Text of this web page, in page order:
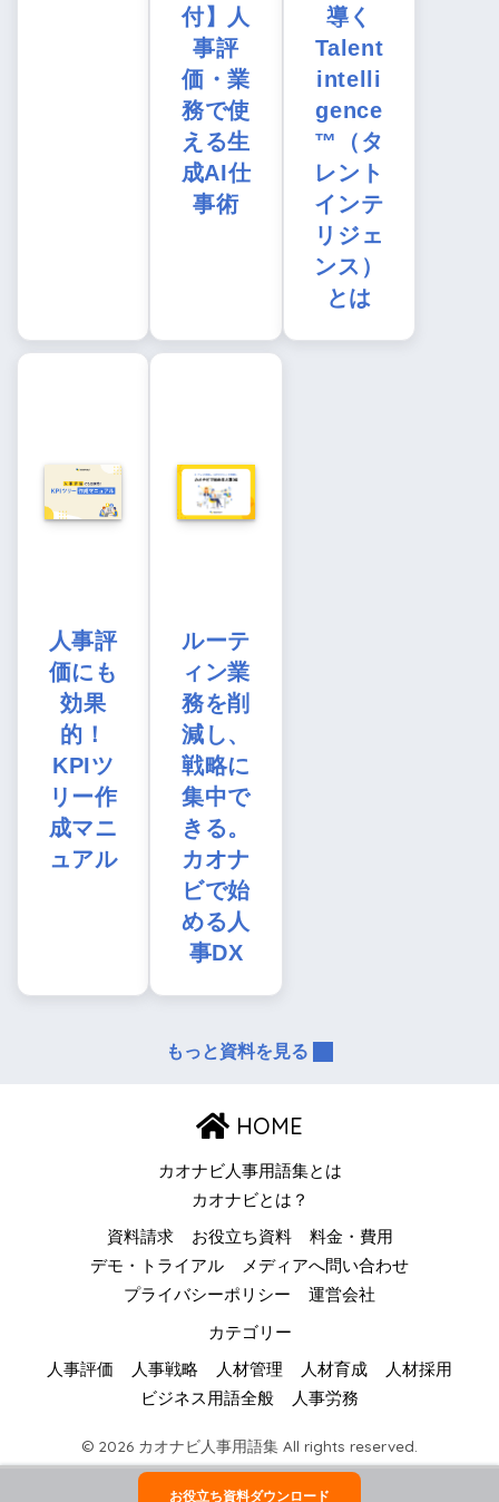
付】人
事評
価・業
務で使
える生
成AI仕
事術
導く
Talent
intelli
gence
™（タ
レント
インテ
リジェ
ンス）
とは
人事評
価にも
効果
的！
KPIツ
リー作
成マニ
ュアル
ルーテ
ィン業
務を削
減し、
戦略に
集中で
きる。
カオナ
ビで始
める人
事DX
もっと資料を見る
HOME
カオナビ人事用語集とは
カオナビとは？
資料請求 お役立ち資料
料金・費用
デモ・トライアル
メディアへ問い合わせ
プライバシーポリシー
運営会社
カテゴリー
人事評価 人事戦略 人材管理 人材育成
人材採用
ビジネス用語全般
人事労務
© 2026 カオナビ人事用語集 All rights reserved.
お役立ち資料ダウンロード